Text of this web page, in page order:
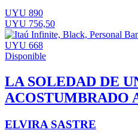
UYU 890
UYU 756,50
UYU 668
Disponible
LA SOLEDAD DE
ACOSTUMBRADO
ELVIRA SASTRE